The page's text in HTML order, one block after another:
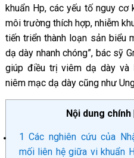
khuẩn Hp, các yếu tố nguy cơ
môi trường thích hợp, nhiễm
tiến triển thành loạn sản biểu
dạ dày nhanh chóng”, bác sỹ
giúp điều trị viêm dạ dày và
niêm mạc dạ dày cũng như
Nội dung chính
1 Các nghiên cứu của
mối liên hệ giữa vi khuẩn